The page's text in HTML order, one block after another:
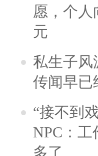
愿，个人
元
私生子风
传闻早已
“接不到
NPC：
多了